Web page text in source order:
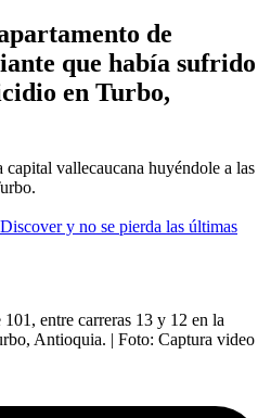
de
que había sufrido
en Turbo,
vallecaucana huyéndole a las
y no se pierda las últimas
entre carreras 13 y 12 en la
Antioquia. | Foto: Captura video